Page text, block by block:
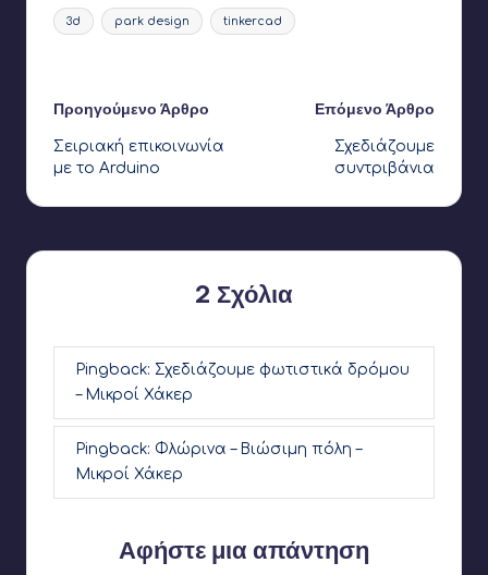
Ετικέτες:
3d park design tinkercad
Πλοήγηση
δημοσιεύσεων
Προηγούμενο Άρθρο
Σειριακή επικοινωνία
με το Arduino
Επόμενο Άρθρο
Σχεδιάζουμε
συντριβάνια
2 Σχόλια
Pingback: Σχεδιάζουμε φωτιστικά δρόμου
– Μικροί Χάκερ
Pingback: Φλώρινα – Βιώσιμη πόλη –
Μικροί Χάκερ
Αφήστε μια απάντηση